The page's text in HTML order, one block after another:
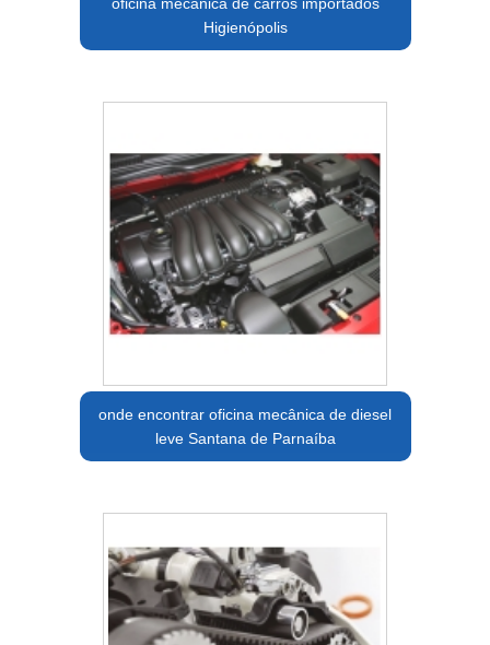
Higienópolis
onde encontrar oficina mecânica de diesel
leve Santana de Parnaíba